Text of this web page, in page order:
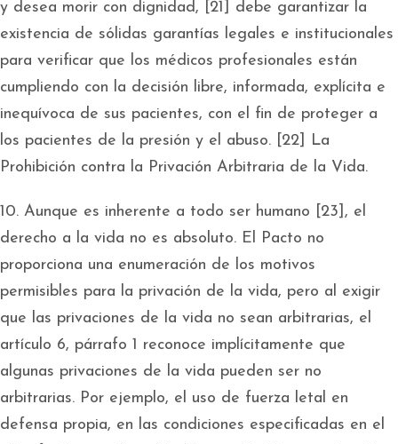
y desea morir con dignidad, [21] debe garantizar la
existencia de sólidas garantías legales e institucionales
para verificar que los médicos profesionales están
cumpliendo con la decisión libre, informada, explícita e
inequívoca de sus pacientes, con el fin de proteger a
los pacientes de la presión y el abuso. [22] La
Prohibición contra la Privación Arbitraria de la Vida.
10. Aunque es inherente a todo ser humano [23], el
derecho a la vida no es absoluto. El Pacto no
proporciona una enumeración de los motivos
permisibles para la privación de la vida, pero al exigir
que las privaciones de la vida no sean arbitrarias, el
artículo 6, párrafo 1 reconoce implícitamente que
algunas privaciones de la vida pueden ser no
arbitrarias. Por ejemplo, el uso de fuerza letal en
defensa propia, en las condiciones especificadas en el